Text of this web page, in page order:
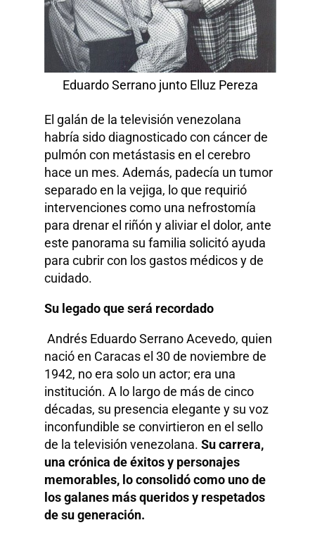
Eduardo Serrano junto Elluz Pereza
El galán de la televisión venezolana
habría sido diagnosticado con cáncer de
pulmón con metástasis en el cerebro
hace un mes. Además, padecía un tumor
separado en la vejiga, lo que requirió
intervenciones como una nefrostomía
para drenar el riñón y aliviar el dolor, ante
este panorama su familia solicitó ayuda
para cubrir con los gastos médicos y de
cuidado.
Su legado que será recordado
Andrés Eduardo Serrano Acevedo, quien
nació en Caracas el 30 de noviembre de
1942, no era solo un actor; era una
institución. A lo largo de más de cinco
décadas, su presencia elegante y su voz
inconfundible se convirtieron en el sello
de la televisión venezolana.Su carrera,
una crónica de éxitos y personajes
memorables, lo consolidó como uno de
los galanes más queridos y respetados
de su generación.